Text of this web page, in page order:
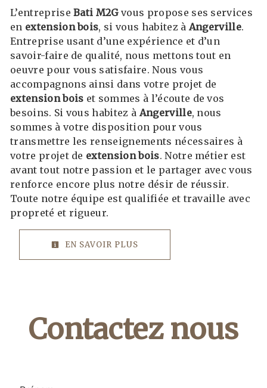
L’entrepriseBati M2Gvous propose ses services
en extension bois, si vous habitez à Angerville.
Entreprise usant d’une expérience et d’un
savoir-faire de qualité, nous mettons tout en
oeuvre pour vous satisfaire. Nous vous
accompagnons ainsi dans votre projet de
extension bois et sommes à l’écoute de vos
besoins. Si vous habitez à Angerville, nous
sommes à votre disposition pour vous
transmettre les renseignements nécessaires à
votre projet de extension bois. Notre métier est
avant tout notre passion et le partager avec vous
renforce encore plus notre désir de réussir.
Toute notre équipe est qualifiée et travaille avec
propreté et rigueur.
EN SAVOIR PLUS
Contactez nous